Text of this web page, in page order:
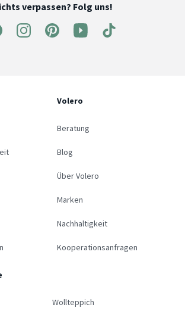
verpassen? Folg uns!
Volero
Beratung
Blog
Über Volero
Marken
Nachhaltigkeit
Kooperationsanfragen
Wollteppich